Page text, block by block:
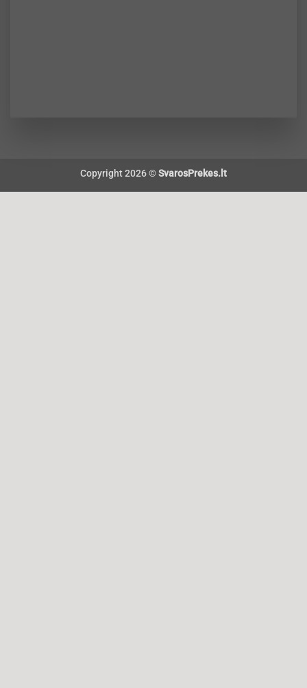
Copyright 2026 ©SvarosPrekes.lt